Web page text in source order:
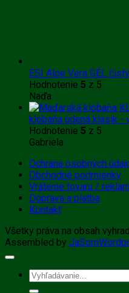
ESI Aloe Vera GÉL
Hodnotenie 5 z 5
Naďa
klobaňa údená klasik -
Hodnotenie 5 z 5
Gabriela
Ochrana osobných
Obchodné podmienky
Vrátenie tovaru /
Doprava a platba
Kontakt
Všetky práva na obsah
Assembled by
Hľadať: